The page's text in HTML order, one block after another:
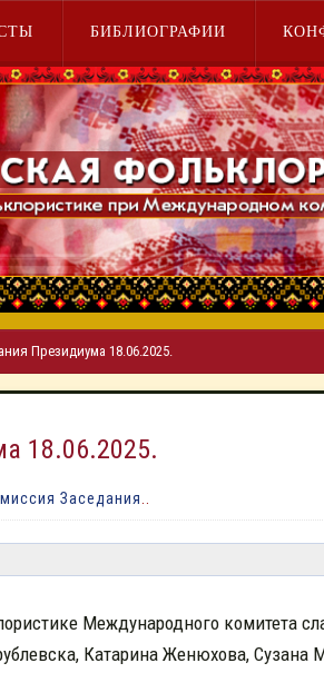
БИБЛИОГРАФИИ
Президиума 18.06.2025.
18.06.2025.
Заседания..
Международного комитета
Катарина Женюхова, Сузана